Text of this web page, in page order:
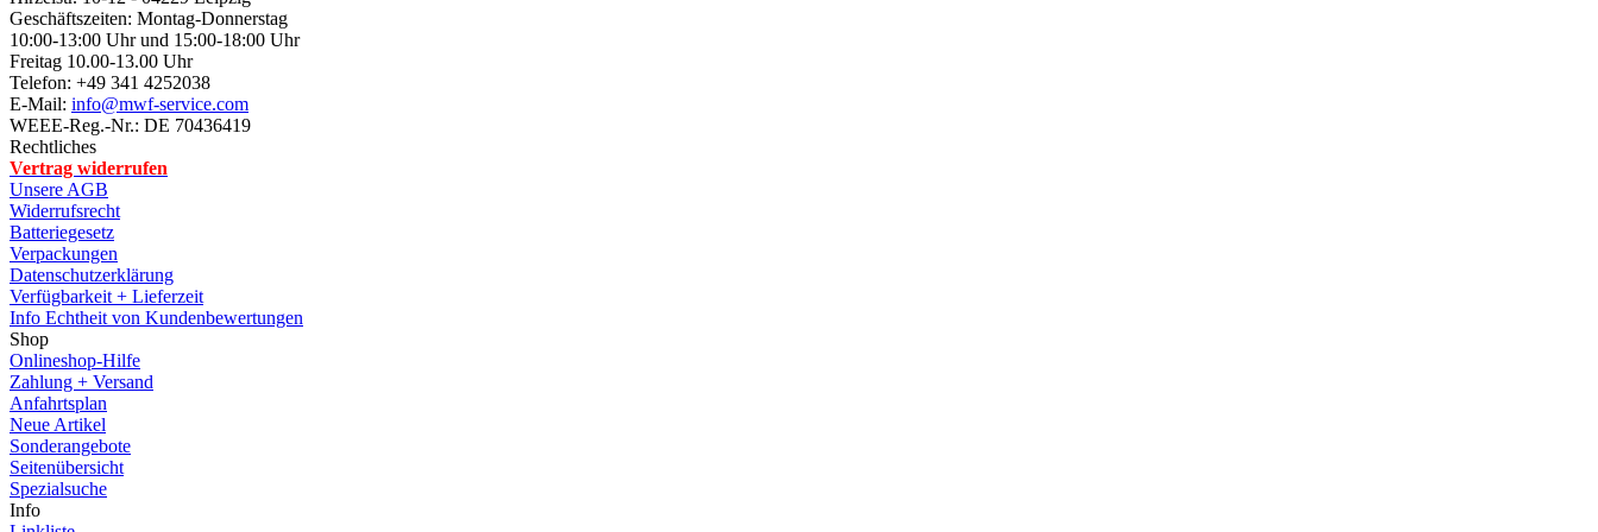
Geschäftszeiten: Montag-Donnerstag
10:00-13:00 Uhr und 15:00-18:00 Uhr
Freitag 10.00-13.00 Uhr
Telefon: +49 341 4252038
E-Mail: info@mwf-service.com
WEEE-Reg.-Nr.: DE 70436419
Rechtliches
Vertrag widerrufen
Unsere AGB
Widerrufsrecht
Batteriegesetz
Verpackungen
Datenschutzerklärung
Verfügbarkeit + Lieferzeit
Info Echtheit von Kundenbewertungen
Shop
Onlineshop-Hilfe
Zahlung + Versand
Anfahrtsplan
Neue Artikel
Sonderangebote
Seitenübersicht
Spezialsuche
Info